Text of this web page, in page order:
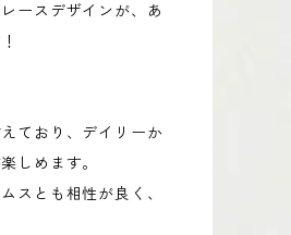
ースデザインが、あ
ており、デイリーか
しめます。
スとも相性が良く、